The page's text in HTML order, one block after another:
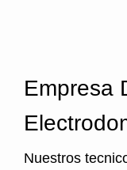
Empresa
Nuestros